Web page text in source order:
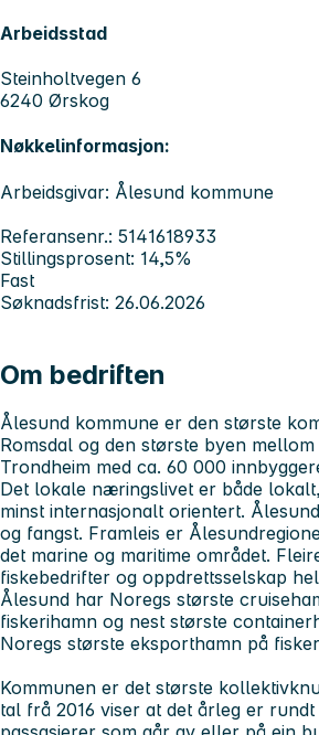
Arbeidsstad
Steinholtvegen 6
6240 Ørskog
Nøkkelinformasjon:
Arbeidsgivar: Ålesund kommune
Referansenr.: 5141618933
Stillingsprosent: 14,5%
Fast
Søknadsfrist: 26.06.2026
Om bedriften
Ålesund kommune er den største
Romsdal og den største byen
Trondheim med ca. 60 000
Det lokale næringslivet er både
minst internasjonalt orientert.
og fangst. Framleis er
det marine og maritime området.
fiskebedrifter og oppdrettsselskap
Ålesund har Noregs største
fiskerihamn og nest største
Noregs største eksporthamn på
Kommunen er det største
tal frå 2016 viser at det årleg er